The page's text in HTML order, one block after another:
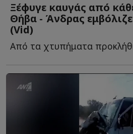
Ξέφυγε καυγάς από
Θήβα - Άνδρας
(Vid)